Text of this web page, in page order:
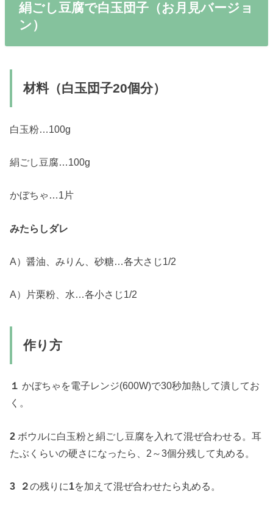
絹ごし豆腐で白玉団子（お月見バージョ
ン）
材料（白玉団子20個分）
白玉粉…100g
絹ごし豆腐…100g
かぼちゃ…1片
みたらしダレ
A）醤油、みりん、砂糖…各大さじ1/2
A）片栗粉、水…各小さじ1/2
作り方
１ かぼちゃを電子レンジ(600W)で30秒加熱して潰してお
く。
2 ボウルに白玉粉と絹ごし豆腐を入れて混ぜ合わせる。耳
たぶくらいの硬さになったら、2～3個分残して丸める。
3 ２の残りに1を加えて混ぜ合わせたら丸める。